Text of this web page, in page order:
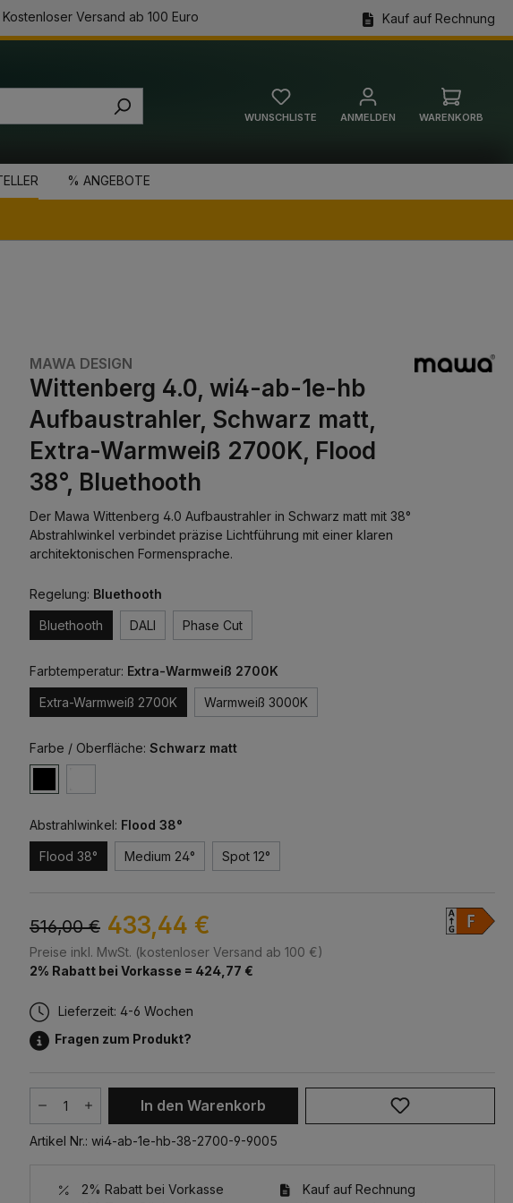
Kostenloser Versand ab 100 Euro Kauf auf Rechnung
WUNSCHLISTE ANMELDEN WARENKORB
% ANGEBOTE
MAWA DESIGN
Wittenberg 4.0, wi4-ab-1e-hb
Aufbaustrahler, Schwarz matt,
Extra-Warmweiß 2700K, Flood
38°, Bluethooth
Der Mawa Wittenberg 4.0 Aufbaustrahler in Schwarz matt mit 38°
Abstrahlwinkel verbindet präzise Lichtführung mit einer klaren
architektonischen Formensprache.
Regelung: Bluethooth
Bluethooth DALI Phase Cut
Farbtemperatur: Extra-Warmweiß 2700K
Extra-Warmweiß 2700K Warmweiß 3000K
Farbe / Oberfläche: Schwarz matt
Abstrahlwinkel: Flood 38°
Flood 38° Medium 24° Spot 12°
516,00 € 433,44 €
Preise inkl. MwSt. (kostenloser Versand ab 100 €)
2% Rabatt bei Vorkasse = 424,77 €
Lieferzeit: 4-6 Wochen
Fragen zum Produkt?
Produkt Anzahl: Gib den gewünschten Wert
In den Warenkorb
Artikel Nr.: wi4-ab-1e-hb-38-2700-9-9005
2% Rabatt bei Vorkasse
Kauf auf Rechnung